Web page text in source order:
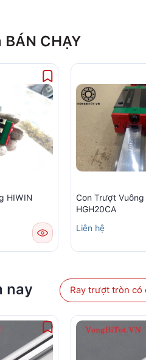
CHẠY
HIWIN
Con Trượt Vuông
HGH20CA
Liên hệ
nay Ray trượt tròn có